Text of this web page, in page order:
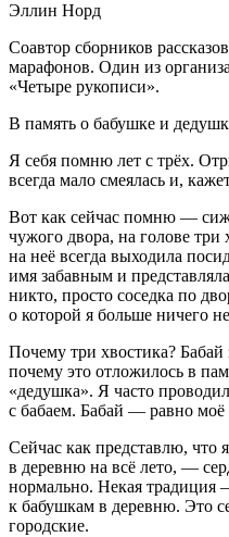
Эллин Норд
Соавтор сборников
марафонов. Один из
«Четыре рукописи».
В память о бабушке и
Я себя помню лет с трёх.
всегда мало смеялась и,
Вот как сейчас помню —
чужого двора, на голове три
на неё всегда выходила
имя забавным и
никто, просто соседка по
о которой я больше ничего
Почему три хвостика? Бабай
почему это отложилось в
«дедушка». Я часто
с бабаем. Бабай — равно моё
Сейчас как представлю, что
в деревню на всё лето, —
нормально. Некая традиция
к бабушкам в деревню. Это
городские.